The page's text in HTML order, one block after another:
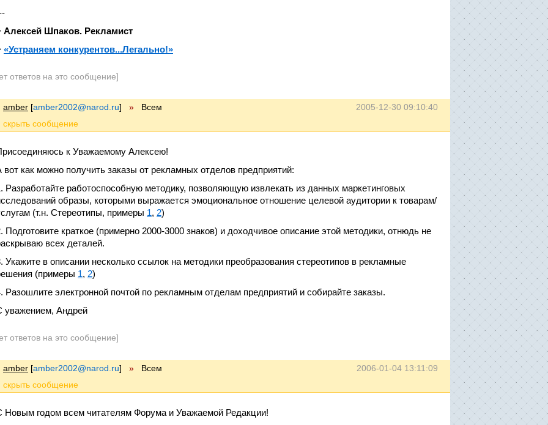
Алексей Шпаков. Рекламист
«Устраняем конкурентов...Легально!»
ответов на это сообщение]
2005-12-30 09:10:40
amber [amber2002@narod.ru] » Всем
к Уважаемому Алексею!
вот как можно получить заказы от рекламных отделов предприятий:
Разработайте работоспособную методику, позволяющую извлекать из данных маркетинговых
образы, которыми выражается эмоциональное отношение целевой аудитории к товарам/
(т.н. Стереотипы, примеры 1, 2)
Подготовите краткое (примерно 2000-3000 знаков) и доходчивое описание этой методики, отнюдь не
всех деталей.
Укажите в описании несколько ссылок на методики преобразования стереотипов в рекламные
(примеры 1, 2)
Разошлите электронной почтой по рекламным отделам предприятий и собирайте заказы.
уважением, Андрей
ответов на это сообщение]
2006-01-04 13:11:09
amber [amber2002@narod.ru] » Всем
Новым годом всем читателям Форума и Уважаемой Редакции!